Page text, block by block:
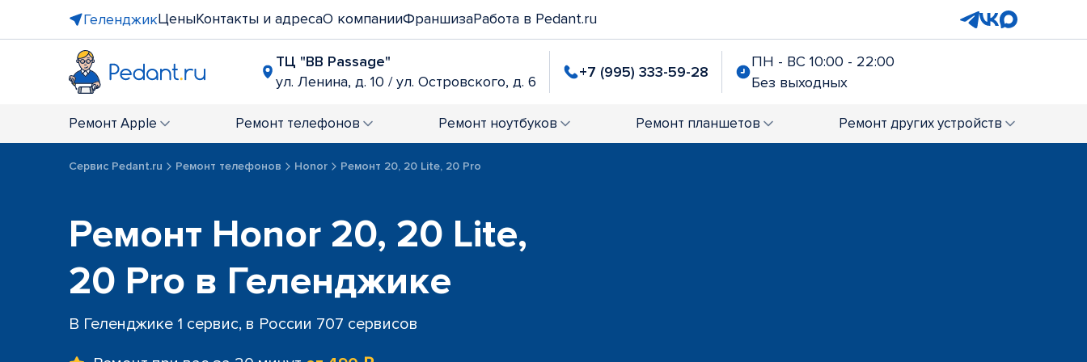
ГеленджикЦеныКонтакты и адресаО компанииФраншизаРабота в Pedant.ru
ТЦ "BB Passage"
ул. Ленина, д. 10 / ул. Островского, д. 6
+7 (995) 333-59-28
ПН - ВС 10:00 - 22:00
Без выходных
Ремонт Apple Ремонт телефонов Ремонт ноутбуков Ремонт планшетов Ремонт других устройств
Сервис Pedant.ru Ремонт телефонов Honor Ремонт 20, 20 Lite, 20 Pro
Ремонт Honor 20, 20 Lite,
20 Pro в Геленджике
В Геленджике 1 сервис, в России 707 сервисов